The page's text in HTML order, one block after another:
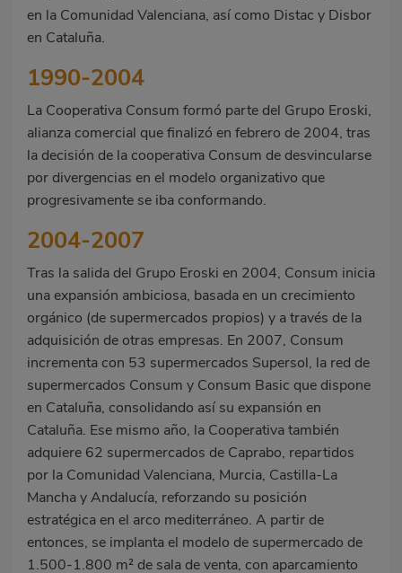
en la Comunidad Valenciana, así como Distac y Disbor
en Cataluña.
1990-2004
La Cooperativa Consum formó parte del Grupo Eroski,
alianza comercial que finalizó en febrero de 2004, tras
la decisión de la cooperativa Consum de desvincularse
por divergencias en el modelo organizativo que
progresivamente se iba conformando.
2004-2007
Tras la salida del Grupo Eroski en 2004, Consum inicia
una expansión ambiciosa, basada en un crecimiento
orgánico (de supermercados propios) y a través de la
adquisición de otras empresas. En 2007, Consum
incrementa con 53 supermercados Supersol, la red de
supermercados Consum y Consum Basic que dispone
en Cataluña, consolidando así su expansión en
Cataluña. Ese mismo año, la Cooperativa también
adquiere 62 supermercados de Caprabo, repartidos
por la Comunidad Valenciana, Murcia, Castilla-La
Mancha y Andalucía, reforzando su posición
estratégica en el arco mediterráneo. A partir de
entonces, se implanta el modelo de supermercado de
1.500-1.800 m² de sala de venta, con aparcamiento